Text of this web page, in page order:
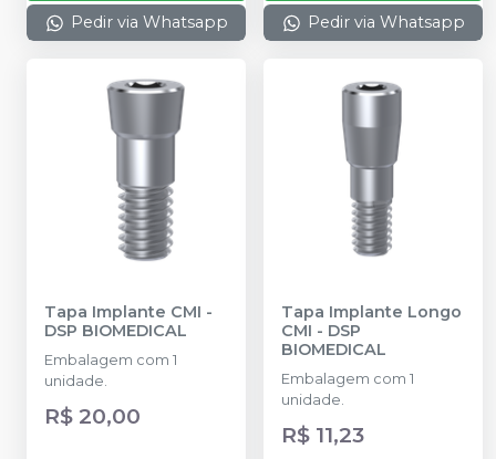
Pedir via Whatsapp Pedir via Whatsapp
Tapa Implante CMI -
DSP BIOMEDICAL
Embalagem com 1
unidade.
R$ 20,00
Tapa Implante Longo
CMI - DSP
BIOMEDICAL
Embalagem com 1
unidade.
R$ 11,23